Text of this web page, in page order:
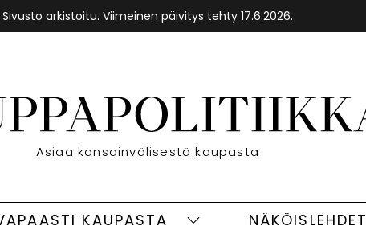
Sivusto arkistoitu. Viimeinen päivitys tehty 17.6.2026.
Etusivu
Asiaa kansainvälisestä kaupasta
KAUPASTA NÄKÖISLEHDET